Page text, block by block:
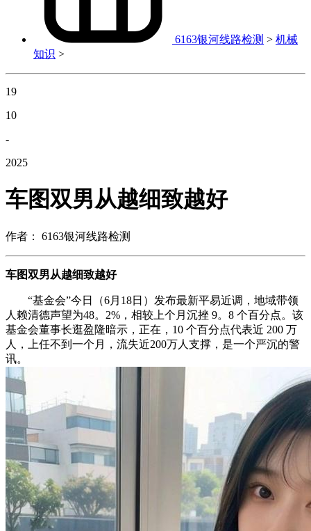
6163银河线路检测 > 机械
知识 >
19
10
-
2025
车图双男从越细致越好
作者： 6163银河线路检测
车图双男从越细致越好
“基金会”今日（6月18日）发布最新平易近调，地域带领
人赖清德声望为48。2%，相较上个月沉挫 9。8 个百分点。该
基金会董事长逛盈隆暗示，正在，10 个百分点代表近 200 万
人，上任不到一个月，流失近200万人支撑，是一个严沉的警
讯。